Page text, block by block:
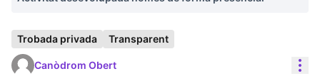
Trobada privada Transparent
Canòdrom Obert